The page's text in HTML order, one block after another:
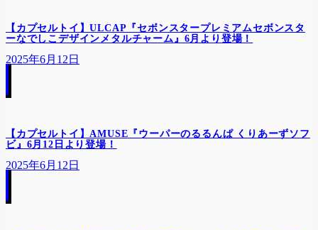
【カプセルトイ】ULCAP『セボンスタープレミアムセボンスタ
ーなでしこデザインメタルチャーム』6月より登場！
2025年6月12日
【カプセルトイ】AMUSE『ウーパーのるるんぱ くりあーずソフ
ビ』6月12日より登場！
2025年6月12日